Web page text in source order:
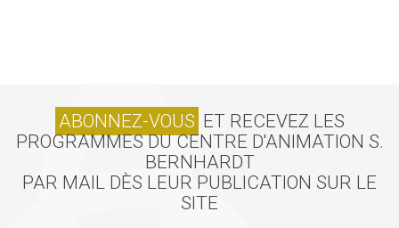
ABONNEZ-VOUS ET RECEVEZ LES
PROGRAMMES DU CENTRE D'ANIMATION S.
BERNHARDT
PAR MAIL DÈS LEUR PUBLICATION SUR LE
SITE